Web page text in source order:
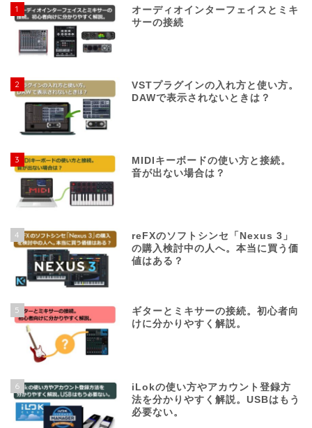
1
オーディオインターフェイスとミキ
サーの接続
2
VSTプラグインの入れ方と使い方。
DAWで表示されないときは？
3
MIDIキーボードの使い方と接続。
音が出ない場合は？
4
reFXのソフトシンセ「Nexus 3」
の購入検討中の人へ。本当に買う価
値はある？
5
ギターとミキサーの接続。初心者向
けに分かりやすく解説。
6
iLokの使い方やアカウント登録方
法を分かりやすく解説。USBはもう
必要ない。